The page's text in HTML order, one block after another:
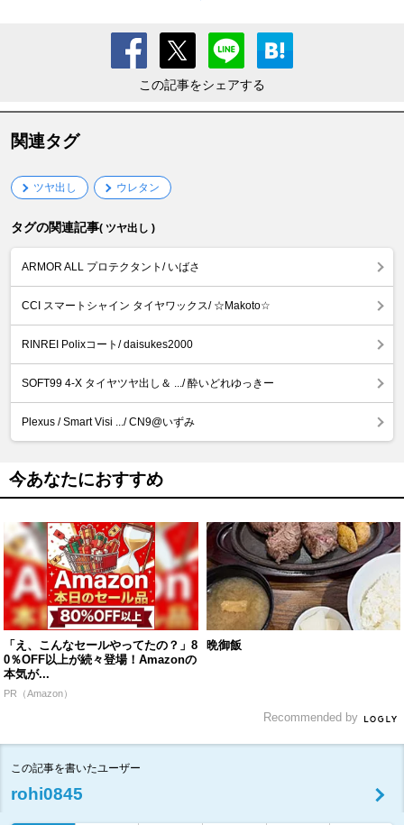
この記事をシェアする
関連タグ
ツヤ出し ウレタン
タグの関連記事( ツヤ出し )
ARMOR ALL プロテクタント/ いばさ
CCI スマートシャイン タイヤワックス/ ☆Makoto☆
RINREI Polixコート/ daisukes2000
SOFT99 4-X タイヤツヤ出し＆ .../ 酔いどれゆっきー
Plexus / Smart Visi .../ CN9@いずみ
今あなたにおすすめ
「え、こんなセールやってたの？」8
0％OFF以上が続々登場！Amazonの
本気が...
PR（Amazon）
晩御飯
Recommended by
この記事を書いたユーザー
rohi0845